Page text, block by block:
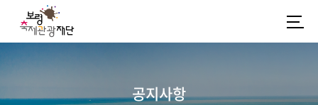
공지사항